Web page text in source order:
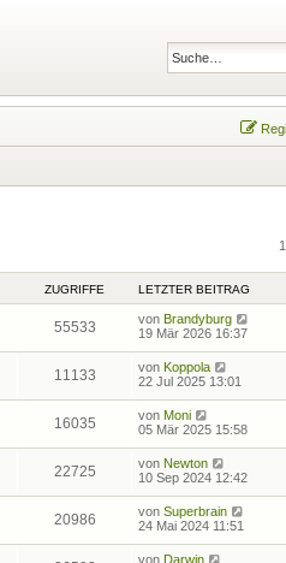
ZUGRIFFE LETZTER BEITRAG
55533 von Brandyburg
19 Mär 2026 16:37
11133 von Koppola
22 Jul 2025 13:01
16035 von Moni
05 Mär 2025 15:58
22725 von Newton
10 Sep 2024 12:42
20986 von Superbrain
24 Mai 2024 11:51
von Darwin